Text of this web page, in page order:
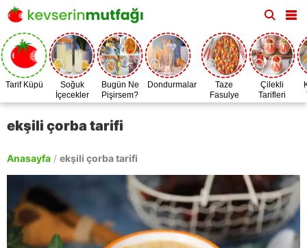
Tarif Küpü
Soğuk
İçecekler
Bugün Ne
Pişirsem?
Dondurmalar
Taze
Fasulye
Zamanı
Çilekli
Tarifleri
ekşili çorba tarifi
Anasayfa / ekşili çorba tarifi